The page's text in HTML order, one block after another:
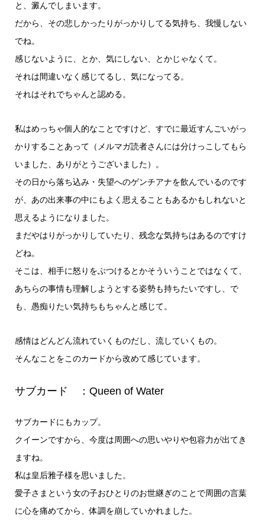
と、澱んでしまいます。
だから、その悲しかったりがっかりしてる気持ち、我慢しない
でね。
感じないように、とか、気にしない、とかじゃなくて。
それは間違いなく感じてるし、気になってる。
それはそれでちゃんと認める。
私はめっちゃ個人的なことですけど、すでに最近すんごいがっ
かりすることあって（メルマガ読者さんには分けっこしてもら
いました、ありがとうございました）。
その日から落ち込み・失望へのゲンチアナを飲んでいるのです
が、あの出来事の中にもよく思えることもあるかもしれないと
思えるようになりました。
まだやはりがっかりしていたり、残念な気持ちはあるのですけ
どね。
そこは、相手に怒りをぶつけるとかそういうことではなくて、
あちらの事情も理解しようとする姿勢も持ちたいですし、で
も、愚痴りたい気持ちもちゃんと感じて。
感情はどんどん流れていくものだし、流していくもの。
そんなことをこのカードから改めて感じています。
サブカード ：Queen of Water
サブカードにもカップ。
クイーンですから、今度は周囲への思いやりや包容力が出てき
ますね。
私は皇后雅子様を思いました。
愛子さまという女の子おひとりのお世継ぎのことで周囲の言葉
に心を痛めてから、体調を崩していかれました。